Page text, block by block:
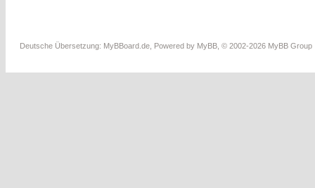
Deutsche Übersetzung: MyBBoard.de , Powered by MyBB , © 2002-2026 MyBB Group